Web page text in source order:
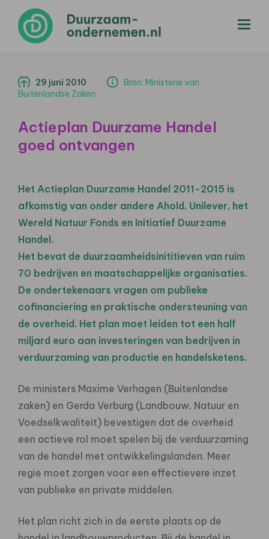
29 juni 2010
Bron: Ministerie van
Buitenlandse Zaken
Actieplan Duurzame Handel
goed ontvangen
Het Actieplan Duurzame Handel 2011-2015 is
afkomstig van onder andere Ahold, Unilever, het
Wereld Natuur Fonds en Initiatief Duurzame
Handel.
Het bevat de duurzaamheidsinititieven van ruim
70 bedrijven en maatschappelijke organisaties.
De ondertekenaars vragen om publieke
cofinanciering en praktische ondersteuning van
de overheid. Het plan moet leiden tot een half
miljard euro aan investeringen van bedrijven in
verduurzaming van productie en handelsketens.
De ministers Maxime Verhagen (Buitenlandse
zaken) en Gerda Verburg (Landbouw, Natuur en
Voedselkwaliteit) bevestigen dat de overheid
een actieve rol moet spelen bij de verduurzaming
van de handel met ontwikkelingslanden. Meer
regie moet zorgen voor een effectievere inzet
van publieke en private middelen.
Het plan richt zich in de eerste plaats op de